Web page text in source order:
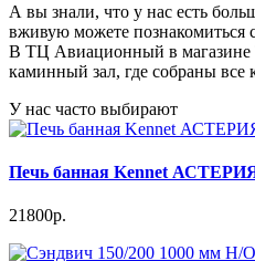
А вы знали, что у нас есть
вживую можете
В ТЦ Авиационный в магазине
каминный зал, где собраны все
У нас часто выбирают
Печь банная Kennet
21800р.